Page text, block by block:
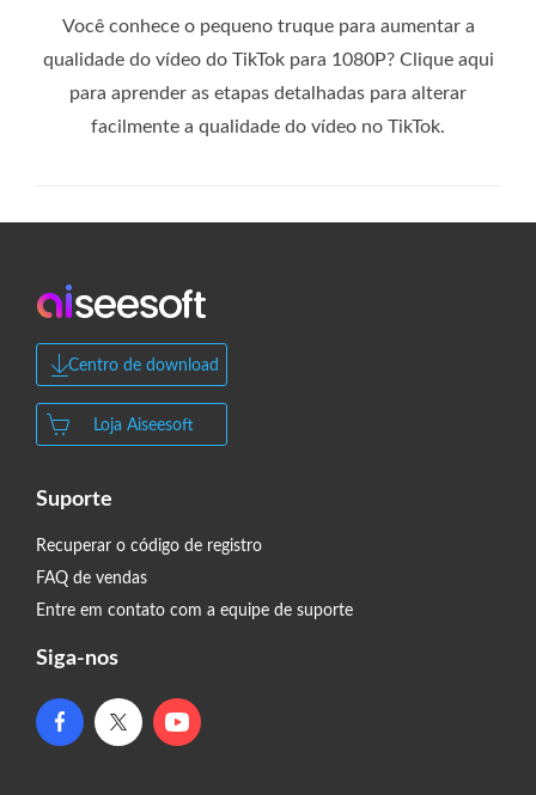
Você conhece o pequeno truque para aumentar a
qualidade do vídeo do TikTok para 1080P? Clique aqui
para aprender as etapas detalhadas para alterar
facilmente a qualidade do vídeo no TikTok.
Centro de download
Loja Aiseesoft
Suporte
Recuperar o código de registro
FAQ de vendas
Entre em contato com a equipe de suporte
Siga-nos